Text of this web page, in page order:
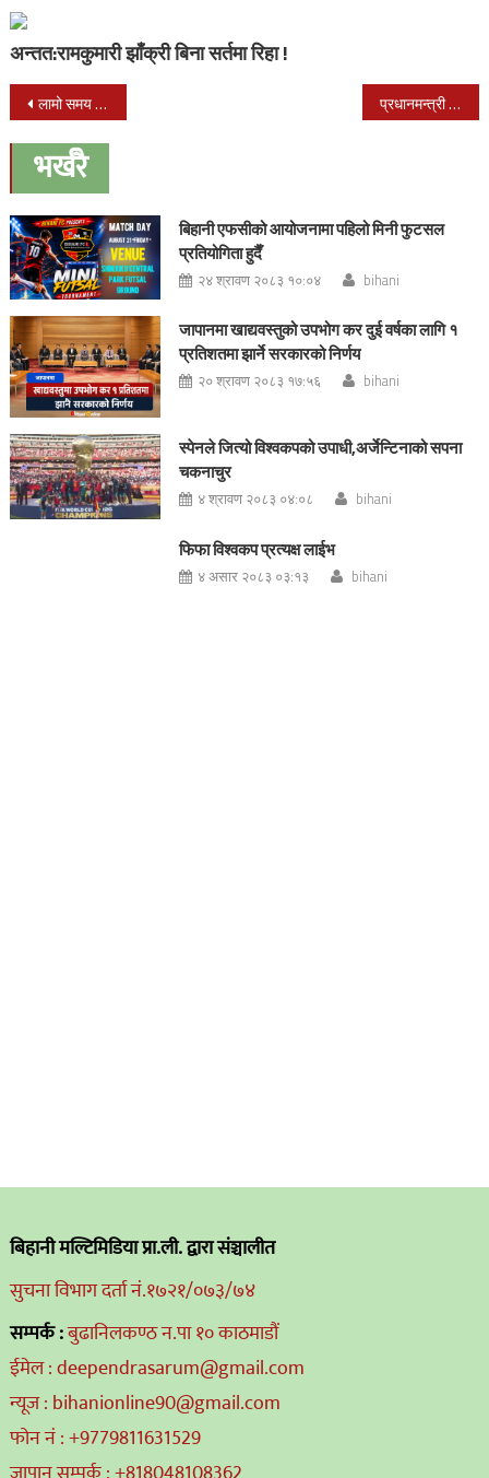
अन्तत:रामकुमारी झाँक्री बिना सर्तमा रिहा !
Post
navigation
लामो समय पछि मतदान गर्न पाउदा बर्दियाका मतदाताहरु निकै खुशि प्रधानमन्त्री देउवाको सुरक्षाका लागि गएको जिप दुर्घटना, ९ प्रहरी घाइते
भर्खरै
बिहानी एफसीको आयोजनामा पहिलो मिनी फुटसल
प्रतियोगिता हुदैँ
२४ श्रावण २०८३ १०:०४ bihani
जापानमा खाद्यवस्तुको उपभोग कर दुई वर्षका लागि १
प्रतिशतमा झार्ने सरकारको निर्णय
२० श्रावण २०८३ १७:५६ bihani
स्पेनले जित्यो विश्वकपको उपाधी,अर्जेन्टिनाको सपना
चकनाचुर
४ श्रावण २०८३ ०४:०८ bihani
फिफा विश्वकप प्रत्यक्ष लाईभ
४ असार २०८३ ०३:१३ bihani
बिहानी मल्टिमिडिया प्रा.ली. द्वारा संञ्चालीत
सुचना विभाग दर्ता नं.१७२१/०७३/७४
सम्पर्क :बुढानिलकण्ठ न.पा १० काठमाडौं
ईमेल : deependrasarum@gmail.com
न्यूज : bihanionline90@gmail.com
फोन नं : +9779811631529